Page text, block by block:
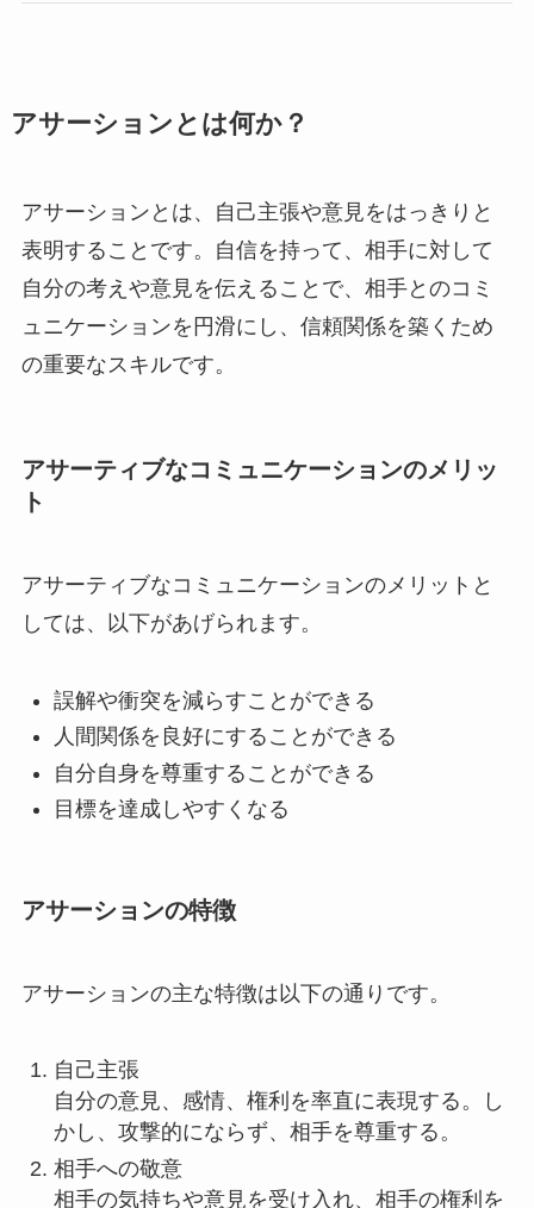
アサーションとは何か？
アサーションとは、自己主張や意見をはっきりと
表明することです。自信を持って、相手に対して
自分の考えや意見を伝えることで、相手とのコミ
ュニケーションを円滑にし、信頼関係を築くため
の重要なスキルです。
アサーティブなコミュニケーションのメリッ
ト
アサーティブなコミュニケーションのメリットと
しては、以下があげられます。
誤解や衝突を減らすことができる
人間関係を良好にすることができる
自分自身を尊重することができる
目標を達成しやすくなる
アサーションの特徴
アサーションの主な特徴は以下の通りです。
自己主張
自分の意見、感情、権利を率直に表現する。し
かし、攻撃的にならず、相手を尊重する。
相手への敬意
相手の気持ちや意見を受け入れ、相手の権利を